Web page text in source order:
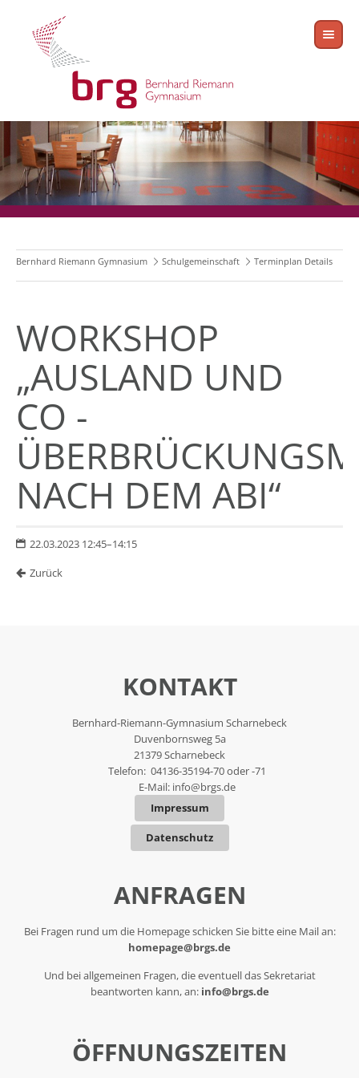
Bernhard Riemann Gymnasium Schulgemeinschaft Terminplan Details
WORKSHOP
„AUSLAND UND
CO -
NACH DEM ABI“
22.03.2023 12:45–14:15
Zurück
KONTAKT
Bernhard-Riemann-Gymnasium Scharnebeck
Duvenbornsweg 5a
21379 Scharnebeck
Telefon: 04136-35194-70 oder -71
E-Mail: info@brgs.de
Impressum
Datenschutz
ANFRAGEN
Bei Fragen rund um die Homepage schicken Sie bitte eine Mail an:
homepage@brgs.de
Und bei allgemeinen Fragen, die eventuell das Sekretariat
beantworten kann, an: info@brgs.de
ÖFFNUNGSZEITEN